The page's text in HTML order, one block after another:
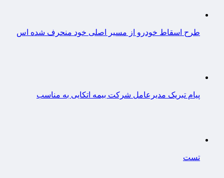
طرح اسقاط خودرو از مسیر اصلی خود منحرف شده اس
پیام تبریک مدیرعامل شرکت بیمه اتکایی به مناسب
تست